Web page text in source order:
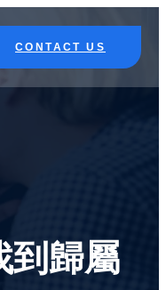
CONTACT US
到歸屬